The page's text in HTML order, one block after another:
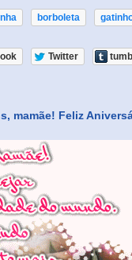
borboleta
Twitter
mamãe! Feliz